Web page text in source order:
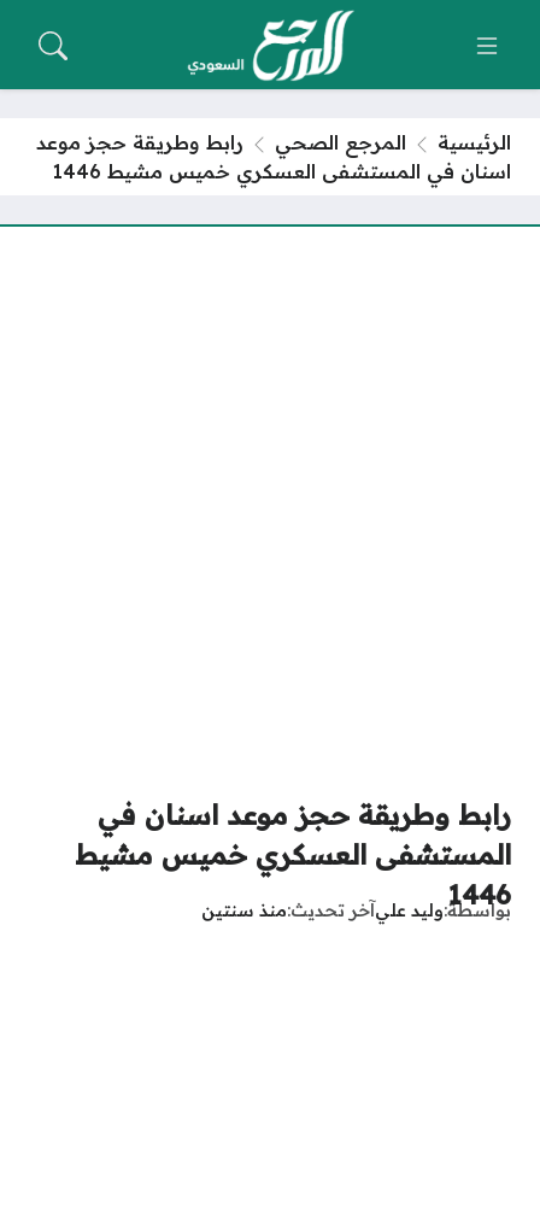
الرئيسية المرجع الصحي
رابط وطريقة حجز موعد
اسنان في المستشفى العسكري خميس مشيط 1446
رابط وطريقة حجز موعد اسنان في
المستشفى العسكري خميس مشيط
1446
بواسطة وليد عليآخر تحديث منذ سنتين